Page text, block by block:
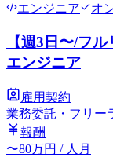
エンジニア オ
【週3日〜/フ
エンジニア
雇用契約
業務委託・フリー
報酬
〜80万円 / 人月